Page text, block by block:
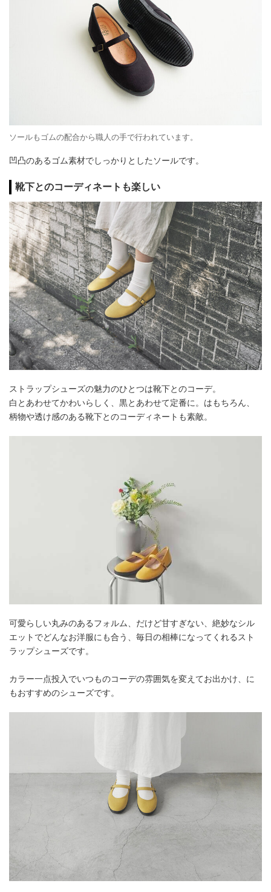
ソールもゴムの配合から職人の手で行われています。
凹凸のあるゴム素材でしっかりとしたソールです。
靴下とのコーディネートも楽しい
ストラップシューズの魅力のひとつは靴下とのコーデ。
白とあわせてかわいらしく、黒とあわせて定番に。はもちろん、
柄物や透け感のある靴下とのコーディネートも素敵。
可愛らしい丸みのあるフォルム、だけど甘すぎない、絶妙なシル
エットでどんなお洋服にも合う、毎日の相棒になってくれるスト
ラップシューズです。
カラー一点投入でいつものコーデの雰囲気を変えてお出かけ、に
もおすすめのシューズです。